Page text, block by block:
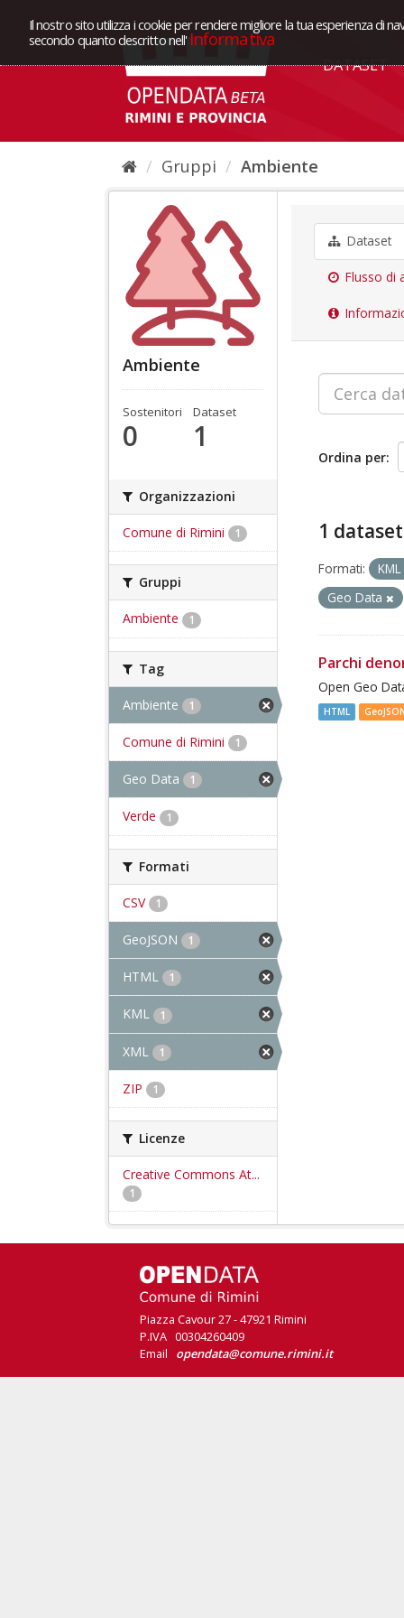
Il nostro sito utilizza i cookie per rendere migliore la tua esperienza di
secondo quanto descritto nell' Informativa
DATASET
Gruppi Ambiente
Ambiente
Sostenitori
0
Dataset
1
Organizzazioni
Comune di Rimini 1
Gruppi
Ambiente 1
Tag
Ambiente 1
Comune di Rimini 1
Geo Data 1
Verde 1
Formati
CSV 1
GeoJSON 1
HTML 1
KML 1
XML 1
ZIP 1
Licenze
Creative Commons At...
1
Dataset
Flusso di
Ordina per
1
Formati:
KML
Geo Data
Parchi
Open Geo
HTML
Piazza Cavour 27 - 47921 Rimini
P.IVA 00304260409
Email opendata@comune.rimini.it